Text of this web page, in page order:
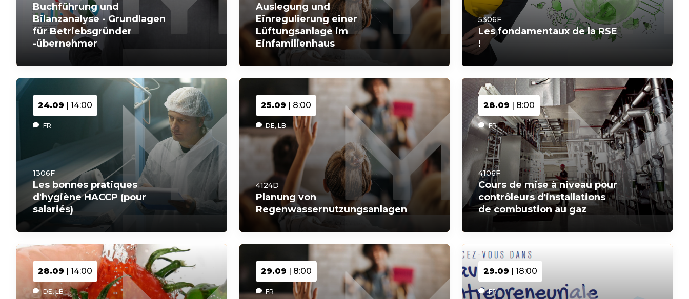
Buchführung und
Bilanzanalyse - Grundlagen
für Betriebsgründer
-übernehmer
Auslegung und
Einregulierung einer
Lüftungsanlage im
Einfamilienhaus
5306F
Les fondamentaux de la RSE
!
24.09 | 14:00
FR
1306F
Les bonnes pratiques
d'hygiène HACCP (pour
salariés)
25.09 | 8:00
DE, LB
4124D
Planung von
Regenwassernutzungsanlagen
28.09 | 8:00
FR
4106F
Cours de mise à niveau pour
contrôleurs d'installations
de combustion au gaz
28.09 | 14:00
DE, LB
29.09 | 8:00
FR
29.09 | 18:00
FR